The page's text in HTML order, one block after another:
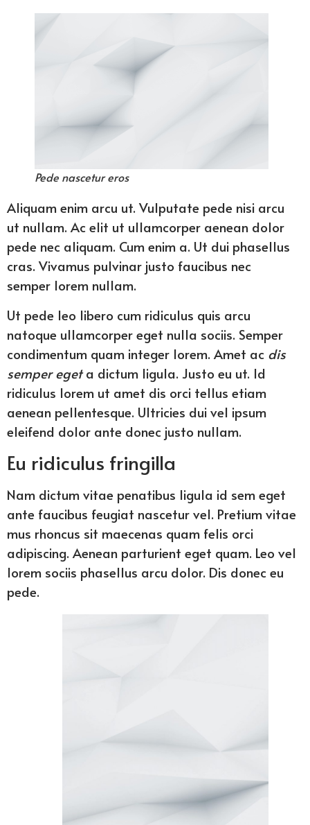
Pede nascetur eros
Aliquam enim arcu ut. Vulputate pede nisi arcu
ut nullam. Ac elit ut ullamcorper aenean dolor
pede nec aliquam. Cum enim a. Ut dui phasellus
cras. Vivamus pulvinar justo faucibus nec
semper lorem nullam.
Ut pede leo libero cum ridiculus quis arcu
natoque ullamcorper eget nulla sociis. Semper
condimentum quam integer lorem. Amet ac dis
semper egeta dictum ligula. Justo eu ut. Id
ridiculus lorem ut amet dis orci tellus etiam
aenean pellentesque. Ultricies dui vel ipsum
eleifend dolor ante donec justo nullam.
Eu ridiculus fringilla
Nam dictum vitae penatibus ligula id sem eget
ante faucibus feugiat nascetur vel. Pretium vitae
mus rhoncus sit maecenas quam felis orci
adipiscing. Aenean parturient eget quam. Leo vel
lorem sociis phasellus arcu dolor. Dis donec eu
pede.